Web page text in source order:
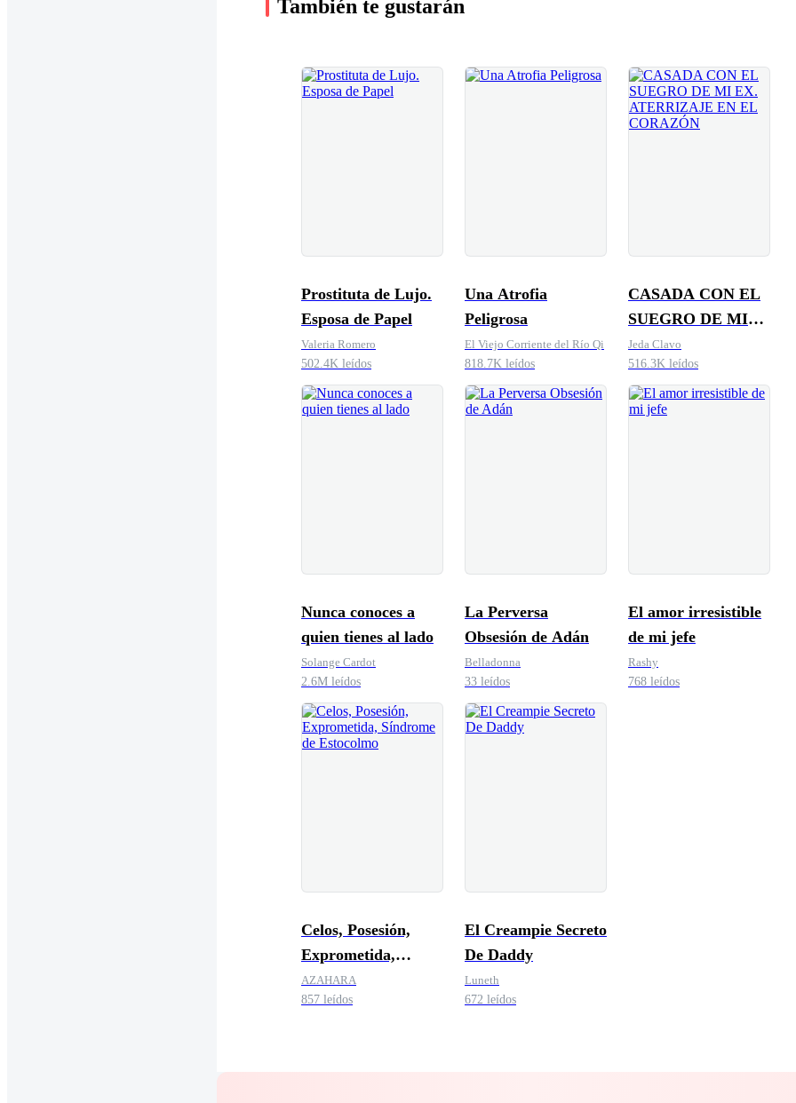
También te gustarán
Prostituta de Lujo.
Esposa de Papel
Valeria Romero
502.4K leídos
Una Atrofia
Peligrosa
El Viejo Corriente del Río Qi
818.7K leídos
CASADA CON EL
SUEGRO DE MI
EX. ATERRIZAJE
EN EL CORAZÓN
Jeda Clavo
516.3K leídos
Nunca conoces a
quien tienes al lado
Solange Cardot
2.6M leídos
La Perversa
Obsesión de Adán
Belladonna
33 leídos
El amor irresistible
de mi jefe
Rashy
768 leídos
Celos, Posesión,
Exprometida,
Síndrome de
Estocolmo
AZAHARA
857 leídos
El Creampie Secreto
De Daddy
Luneth
672 leídos